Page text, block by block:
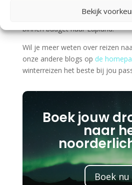
Bekijk
boekt. Wie slim plant, kan ook in
binnen budget naar Lapland.
Wil je meer weten over reizen
onze andere blogs op de
winterreizen het beste bij jou
Boek jouw
naar
Boek nu